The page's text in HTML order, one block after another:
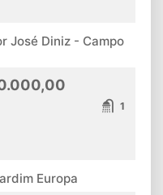
José Diniz - Campo
1
Europa